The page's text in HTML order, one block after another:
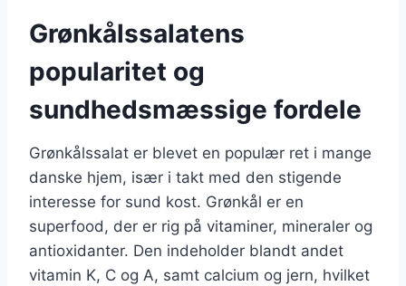
Grønkålssalatens
popularitet og
sundhedsmæssige fordele
Grønkålssalat er blevet en populær ret i mange
danske hjem, især i takt med den stigende
interesse for sund kost. Grønkål er en
superfood, der er rig på vitaminer, mineraler og
antioxidanter. Den indeholder blandt andet
vitamin K, C og A, samt calcium og jern, hvilket